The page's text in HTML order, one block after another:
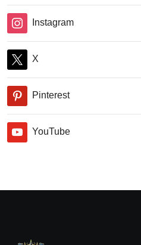
Instagram
X
Pinterest
YouTube